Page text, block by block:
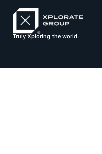
Truly Xploring the world.